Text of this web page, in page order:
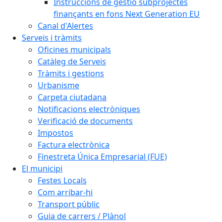
finançants en fons Next Generation EU
Canal d'Alertes
Serveis i tràmits
Oficines municipals
Catàleg de Serveis
Tràmits i gestions
Urbanisme
Carpeta ciutadana
Notificacions electròniques
Verificació de documents
Impostos
Factura electrònica
Finestreta Única Empresarial (FUE)
El municipi
Festes Locals
Com arribar-hi
Transport públic
Guia de carrers / Plànol